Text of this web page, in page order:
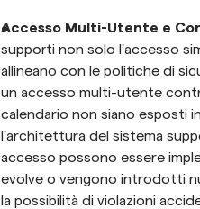
Accesso Multi-Utente e
supporti non solo l'accesso
allineano con le politiche di
un accesso multi-utente
calendario non siano esposti
l'architettura del sistema
accesso possono essere
evolve o vengono introdotti
la possibilità di violazioni